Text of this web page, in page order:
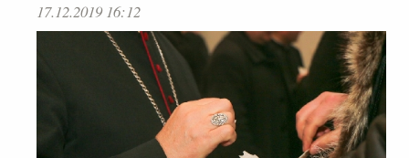
17.12.2019 16:12